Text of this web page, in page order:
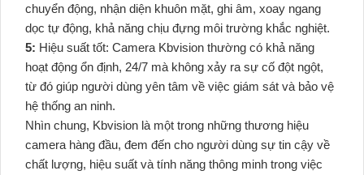
chuyển động, nhận diện khuôn mặt, ghi âm, xoay ngang
dọc tự động, khả năng chịu đựng môi trường khắc nghiệt.
5: Hiệu suất tốt: Camera Kbvision thường có khả năng
hoạt động ổn định, 24/7 mà không xảy ra sự cố đột ngột,
từ đó giúp người dùng yên tâm về việc giám sát và bảo vệ
hệ thống an ninh.
Nhìn chung, Kbvision là một trong những thương hiệu
camera hàng đầu, đem đến cho người dùng sự tin cậy về
chất lượng, hiệu suất và tính năng thông minh trong việc